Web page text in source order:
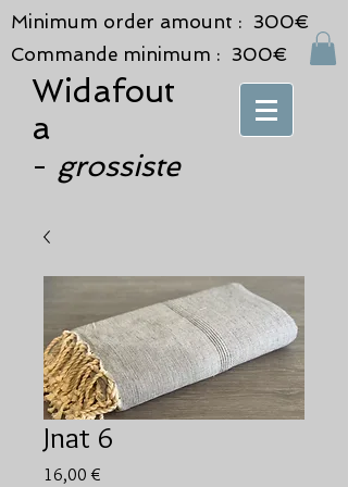
Minimum order amount : 300€
Commande minimum : 300€
Widafout
a
- grossiste
Jnat 6
16,00 €